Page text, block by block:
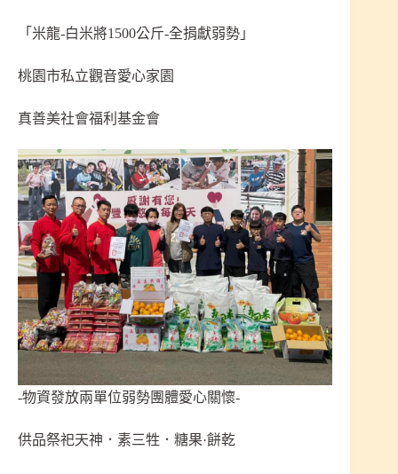
「米龍-白米將1500公斤-全捐獻弱勢」
桃園市私立觀音愛心家園
真善美社會福利基金會
-物資發放兩單位弱勢團體愛心關懷-
供品祭祀天神．素三牲．糖果·餅乾